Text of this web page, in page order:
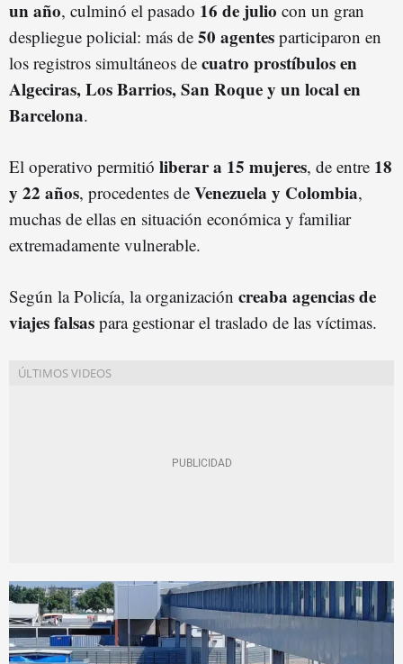
un año, culminó el pasado 16 de julio con un gran
despliegue policial: más de 50 agentes participaron en
los registros simultáneos de cuatro prostíbulos en
Algeciras, Los Barrios, San Roque y un local en
Barcelona.
El operativo permitió liberar a 15 mujeres, de entre 18
y 22 años, procedentes de Venezuela y Colombia,
muchas de ellas en situación económica y familiar
extremadamente vulnerable.
Según la Policía, la organización creaba agencias de
viajes falsas para gestionar el traslado de las víctimas.